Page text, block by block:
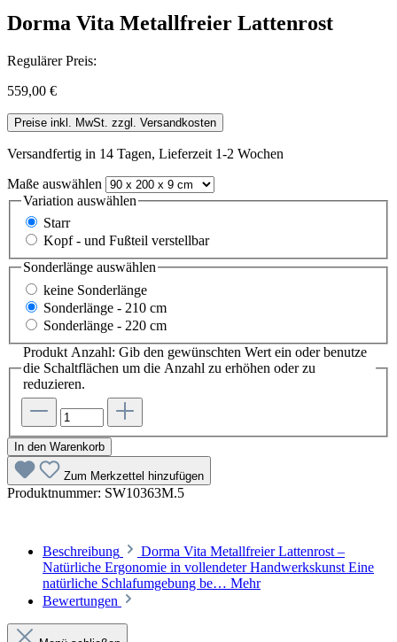
Dorma Vita Metallfreier Lattenrost
Regulärer Preis:
559,00 €
Preise inkl. MwSt. zzgl. Versandkosten
Versandfertig in 14 Tagen, Lieferzeit 1-2 Wochen
Maße auswählen
Variation auswählen
Starr
Kopf - und Fußteil verstellbar
Sonderlänge auswählen
keine Sonderlänge
Sonderlänge - 210 cm
Sonderlänge - 220 cm
Produkt Anzahl: Gib den gewünschten Wert ein oder benutze
die Schaltflächen um die Anzahl zu erhöhen oder zu
reduzieren.
In den Warenkorb
Zum Merkzettel hinzufügen
Produktnummer: SW10363M.5
Beschreibung
Dorma Vita Metallfreier Lattenrost –
Natürliche Ergonomie in vollendeter Handwerkskunst Eine
natürliche Schlafumgebung be… Mehr
Bewertungen